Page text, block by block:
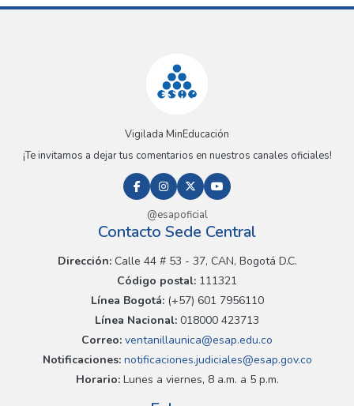
Vigilada MinEducación
¡Te invitamos a dejar tus comentarios en nuestros canales oficiales!
@esapoficial
Contacto Sede Central
Dirección:Calle 44 # 53 - 37, CAN, Bogotá D.C.
Código postal: 111321
Línea Bogotá:(+57) 601 7956110
Línea Nacional: 018000 423713
Correo: ventanillaunica@esap.edu.co
Notificaciones:notificaciones.judiciales@esap.gov.co
Horario:Lunes a viernes, 8 a.m. a 5 p.m.